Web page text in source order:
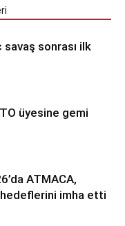
savaş sonrası ilk
üyesine gemi
ATMACA,
hedeflerini imha etti